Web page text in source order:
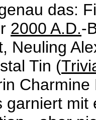
das:
2000 A.D.-
Neuling
Tin (
garniert